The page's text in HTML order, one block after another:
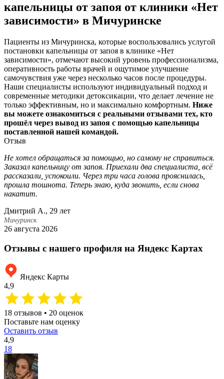
капельницы от запоя от клиники «Нет
зависимости» в Мичуринске
Пациенты из Мичуринска, которые воспользовались услугой
постановки капельницы от запоя в клинике «Нет
зависимости», отмечают высокий уровень профессионализма,
оперативность работы врачей и ощутимое улучшение
самочувствия уже через несколько часов после процедуры.
Наши специалисты используют индивидуальный подход и
современные методики детоксикации, что делает лечение не
только эффективным, но и максимально комфортным. Ниже
вы можете ознакомиться с реальными отзывами тех, кто
прошёл через вывод из запоя с помощью капельницы
поставленной нашей командой.
Отзыв
Не хотел обращаться за помощью, но самому не справиться.
Заказал капельницу от запоя. Приехали два специалиста, всё
рассказали, успокоили. Через три часа голова прояснилась,
прошла тошнота. Теперь знаю, куда звонить, если снова
накатит.
Дмитрий А., 29 лет
Мичуринск
26 августа 2026
Отзывы с нашего профиля на Яндекс Картах
Яндекс Карты
4,9
18 отзывов • 20 оценок
Поставьте нам оценку
Оставить отзыв
4,9
18